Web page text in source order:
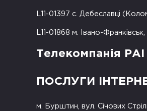
L11-01397 с. Дебеславці
L11-01868 м. Івано-
Телекомпанія РАІ
ПОСЛУГИ
м. Бурштин, вул. Січових